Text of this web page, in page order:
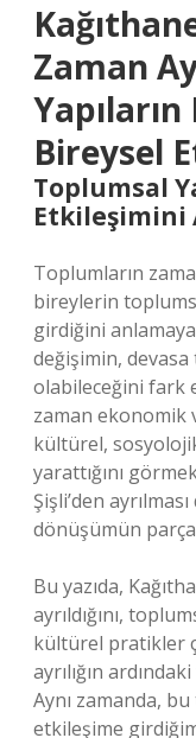
Zaman
Bireysel
Toplumsal
Etkileşimini
Toplumların
bireylerin
girdiğini
değişimin,
olabileceğini fark
zaman ekonomik
kültürel,
yarattığını
Şişli’den
dönüşümün
Bu yazıda,
ayrıldığını,
kültürel pratikler
ayrılığın
Aynı zamanda,
etkileşime